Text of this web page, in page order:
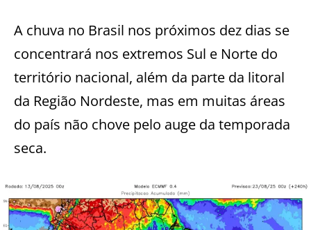
A chuva no Brasil nos próximos dez dias se
concentrará nos extremos Sul e Norte do
território nacional, além da parte da litoral
da Região Nordeste, mas em muitas áreas
do país não chove pelo auge da temporada
seca.